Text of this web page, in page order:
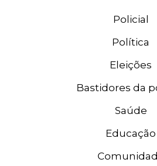
Policial
Política
Eleições
Bastidores da
Saúde
Educação